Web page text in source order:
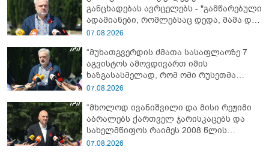
განცხადებას ავრცელებს - "გამწარებული
ადამიანები, რომლებსაც დედა, მამა და
ახლობლები მოუკლეს, ბრძოლისას
07.08.2026
“მუხათგვერდის ძმათა სასაფლაოზე 7
აგვისტოს ამოვდივართ იმის
ხაზგასასმელად, რომ ომი რუსეთმა
დაიწყო...“ - გიორგი ბარამიძე
07.08.2026
“მხოლოდ ივანიშვილი და მისი რეჟიმი
აბრალებს ქართველ ჯარისკაცებს და
სახელმწიფოს რაიმეს 2008 წლის
აგვისტოს ომში“ - ირაკლი
07.08.2026